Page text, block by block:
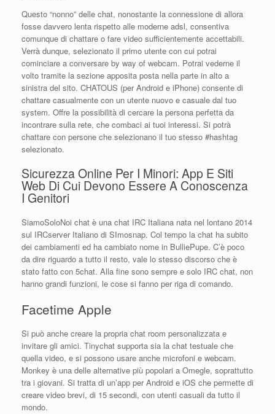
Questo “nonno” delle chat, nonostante la connessione di allora
fosse davvero lenta rispetto alle moderne adsl, consentiva
comunque di chattare o fare video sufficientemente accettabili.
Verrà dunque, selezionato il primo utente con cui potrai
cominciare a conversare by way of webcam. Potrai vederne il
volto tramite la sezione apposita posta nella parte in alto a
sinistra del sito. CHATOUS (per Android e iPhone) consente di
chattare casualmente con un utente nuovo e casuale dal tuo
system. Offre la possibilità di cercare la persona perfetta da
incontrare sulla rete, che combaci ai tuoi interessi. Si potrà
chattare con persone che selezionano il tuo stesso #hashtag
selezionato.
Sicurezza Online Per I Minori: App E Siti
Web Di Cui Devono Essere A Conoscenza
I Genitori
SiamoSoloNoi chat è una chat IRC Italiana nata nel lontano 2014
sul IRCserver Italiano di SImosnap. Col tempo la chat ha subito
dei cambiamenti ed ha cambiato nome in BulliePupe. C’è poco
da dire riguardo a tutto il resto, vale lo stesso discorso che è
stato fatto con 5chat. Alla fine sono sempre e solo IRC chat, non
hanno grandi funzioni, le cose si fanno per riga di comando.
Facetime Apple
Si può anche creare la propria chat room personalizzata e
invitare gli amici. Tinychat supporta sia la chat testuale che
quella video, e si possono usare anche microfoni e webcam.
Monkey è una delle alternative più popolari a Omegle, soprattutto
tra i giovani. Si tratta di un’app per Android e iOS che permette di
creare video brevi, di 15 secondi, con utenti casuali da tutto il
mondo.